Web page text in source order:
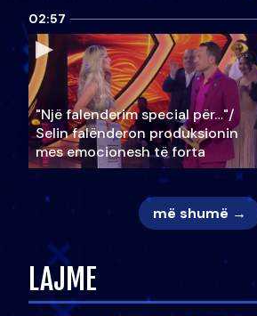
02:57
"Një falenderim special për…"/
Selin falënderon produksionin
mes emocionesh të forta
më shumë →
LAJME